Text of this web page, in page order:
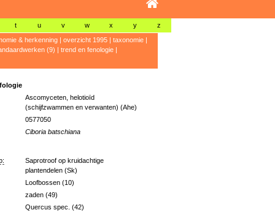
t u v w x y z
& herkenning| overzicht 1995| taxonomie|
(9) | trend en fenologie|
Ascomyceten, helotioïd
(schijfzwammen en verwanten) (Ahe)
0577050
Ciboria batschiana
Saprotroof op kruidachtige
plantendelen (Sk)
Loofbossen (10)
zaden (49)
Quercus spec. (42)